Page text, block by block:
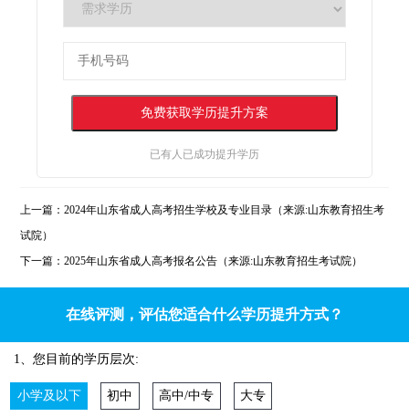
已有 人已成功提升学历
上一篇： 2024年山东省成人高考招生学校及专业目录（来源:山东教育招生考
试院）
下一篇： 2025年山东省成人高考报名公告（来源:山东教育招生考试院）
在线评测，评估您适合什么学历提升方式？
1、您目前的学历层次:
小学及以下 初中 高中/中专 大专